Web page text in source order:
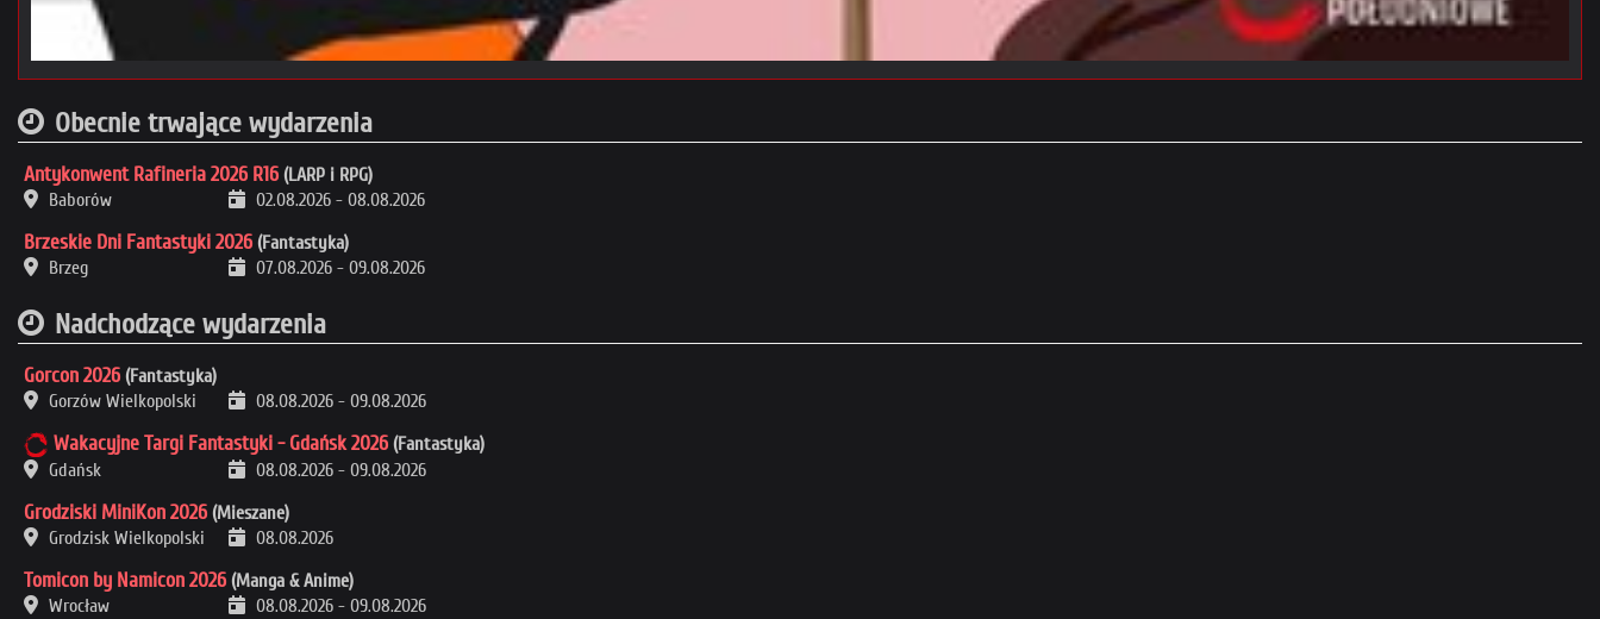
Obecnie trwające wydarzenia
Antykonwent Rafineria 2026 R16 (LARP i RPG)
Baborów
02.08.2026 - 08.08.2026
Brzeskie Dni Fantastyki 2026 (Fantastyka)
Brzeg
07.08.2026 - 09.08.2026
Nadchodzące wydarzenia
Gorcon 2026 (Fantastyka)
Gorzów Wielkopolski
08.08.2026 - 09.08.2026
Wakacyjne Targi Fantastyki - Gdańsk 2026 (Fantastyka)
Gdańsk
08.08.2026 - 09.08.2026
Grodziski MiniKon 2026 (Mieszane)
Grodzisk Wielkopolski
08.08.2026
Tomicon by Namicon 2026 (Manga & Anime)
Wrocław
08.08.2026 - 09.08.2026